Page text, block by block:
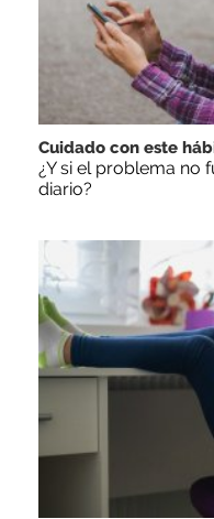
Cuidado con este
¿Y si el problema no
diario?